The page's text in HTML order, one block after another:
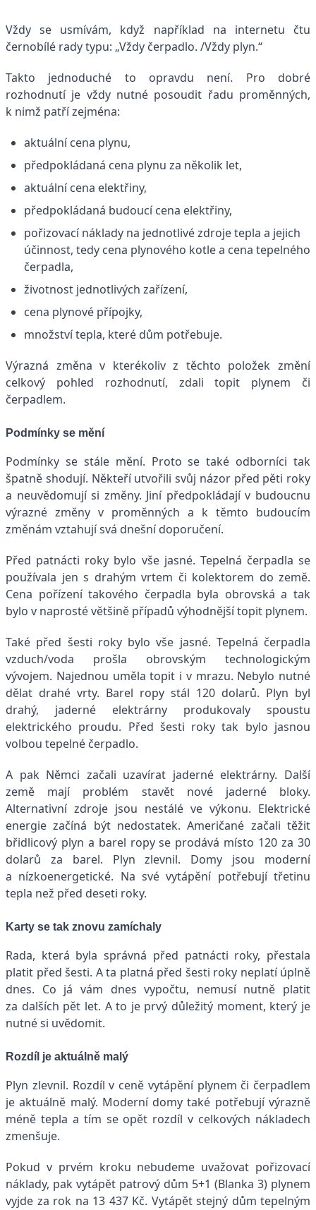
Vždy se usmívám, když například na internetu čtu
černobílé rady typu: „Vždy čerpadlo. /Vždy plyn.“
Takto jednoduché to opravdu není. Pro dobré
rozhodnutí je vždy nutné posoudit řadu proměnných,
k nimž patří zejména:
aktuální cena plynu,
předpokládaná cena plynu za několik let,
aktuální cena elektřiny,
předpokládaná budoucí cena elektřiny,
pořizovací náklady na jednotlivé zdroje tepla a jejich
účinnost, tedy cena plynového kotle a cena tepelného
čerpadla,
životnost jednotlivých zařízení,
cena plynové přípojky,
množství tepla, které dům potřebuje.
Výrazná změna v kterékoliv z těchto položek změní
celkový pohled rozhodnutí, zdali topit plynem či
čerpadlem.
Podmínky se mění
Podmínky se stále mění. Proto se také odborníci tak
špatně shodují. Někteří utvořili svůj názor před pěti roky
a neuvědomují si změny. Jiní předpokládají v budoucnu
výrazné změny v proměnných a k těmto budoucím
změnám vztahují svá dnešní doporučení.
Před patnácti roky bylo vše jasné. Tepelná čerpadla se
používala jen s drahým vrtem či kolektorem do země.
Cena pořízení takového čerpadla byla obrovská a tak
bylo v naprosté většině případů výhodnější topit plynem.
Také před šesti roky bylo vše jasné. Tepelná čerpadla
vzduch/voda prošla obrovským technologickým
vývojem. Najednou uměla topit i v mrazu. Nebylo nutné
dělat drahé vrty. Barel ropy stál 120 dolarů. Plyn byl
drahý, jaderné elektrárny produkovaly spoustu
elektrického proudu. Před šesti roky tak bylo jasnou
volbou tepelné čerpadlo.
A pak Němci začali uzavírat jaderné elektrárny. Další
země mají problém stavět nové jaderné bloky.
Alternativní zdroje jsou nestálé ve výkonu. Elektrické
energie začíná být nedostatek. Američané začali těžit
břidlicový plyn a barel ropy se prodává místo 120 za 30
dolarů za barel. Plyn zlevnil. Domy jsou moderní
a nízkoenergetické. Na své vytápění potřebují třetinu
tepla než před deseti roky.
Karty se tak znovu zamíchaly
Rada, která byla správná před patnácti roky, přestala
platit před šesti. A ta platná před šesti roky neplatí úplně
dnes. Co já vám dnes vypočtu, nemusí nutně platit
za dalších pět let. A to je prvý důležitý moment, který je
nutné si uvědomit.
Rozdíl je aktuálně malý
Plyn zlevnil. Rozdíl v ceně vytápění plynem či čerpadlem
je aktuálně malý. Moderní domy také potřebují výrazně
méně tepla a tím se opět rozdíl v celkových nákladech
zmenšuje.
Pokud v prvém kroku nebudeme uvažovat pořizovací
náklady, pak vytápět patrový dům 5+1 (Blanka 3) plynem
vyjde za rok na 13 437 Kč. Vytápět stejný dům tepelným